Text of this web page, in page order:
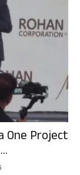
One Project